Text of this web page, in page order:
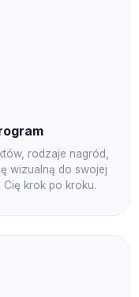
rodzaje nagród,
wizualną do swojej
krok po kroku.